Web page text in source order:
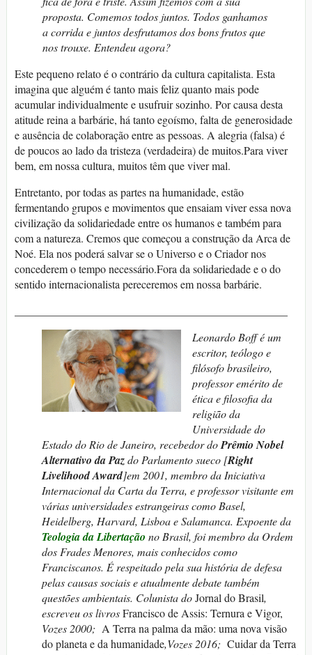
proposta. Comemos todos juntos. Todos ganhamos
a corrida e juntos desfrutamos dos bons frutos que
nos trouxe. Entendeu agora?
Este pequeno relato é o contrário da cultura capitalista. Esta
imagina que alguém é tanto mais feliz quanto mais pode
acumular individualmente e usufruir sozinho. Por causa desta
atitude reina a barbárie, há tanto egoísmo, falta de generosidade
e ausência de colaboração entre as pessoas. A alegria (falsa) é
de poucos ao lado da tristeza (verdadeira) de muitos.Para viver
bem, em nossa cultura, muitos têm que viver mal.
Entretanto, por todas as partes na humanidade, estão
fermentando grupos e movimentos que ensaiam viver essa nova
civilização da solidariedade entre os humanos e também para
com a natureza. Cremos que começou a construção da Arca de
Noé. Ela nos poderá salvar se o Universo e o Criador nos
concederem o tempo necessário.Fora da solidariedade e o do
sentido internacionalista pereceremos em nossa barbárie.
Leonardo Boff é um
escritor, teólogo e
filósofo brasileiro,
professor emérito de
ética e filosofia da
religião da
Universidade do
Estado do Rio de Janeiro, recebedor doPrêmio Nobel
Alternativo da Pazdo Parlamento sueco [Right
Livelihood Award]em 2001, membro da Iniciativa
Internacional da Carta da Terra, e professor visitante em
várias universidades estrangeiras como Basel,
Heidelberg, Harvard, Lisboa e Salamanca. Expoente da
Teologia da Libertação no Brasil, foi membro da Ordem
dos Frades Menores, mais conhecidos como
Franciscanos. É respeitado pela sua história de defesa
pelas causas sociais e atualmente debate também
questões ambientais. Colunista doJornal do Brasil,
escreveu os livrosFrancisco de Assis: Ternura e Vigor,
Vozes 2000; A Terra na palma da mão: uma nova visão
do planeta e da humanidade,Vozes 2016; Cuidar da Terra